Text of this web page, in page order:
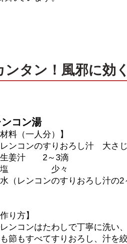
ンタン！風邪に効
ンコン湯
材料（一人分）】
レンコンのすりおろし汁 大さ
生姜汁 2～3滴
塩 少々
水（レンコンのすりおろし汁
作り方】
ンコンはたわしで丁寧に洗い
節もすべてすりおろし、汁を絞